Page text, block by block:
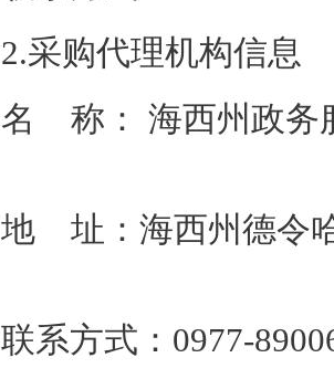
2.采购代理机构信息
名 称： 海西州政务
地 址： 海西州德令
联系方式： 0977-